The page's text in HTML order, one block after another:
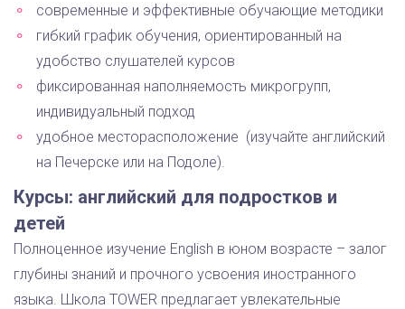
современные и эффективные обучающие методики
гибкий график обучения, ориентированный на
удобство слушателей курсов
фиксированная наполняемость микрогрупп,
индивидуальный подход
удобное месторасположение (изучайте английский
на Печерске или на Подоле).
Курсы: английский для подростков и
детей
Полноценное изучение English в юном возрасте – залог
глубины знаний и прочного усвоения иностранного
языка. Школа TOWER предлагает увлекательные